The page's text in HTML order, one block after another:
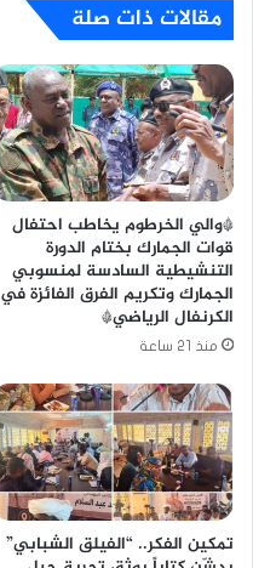
مقالات ذات صلة
*والي الخرطوم يخاطب احتفال
قوات الجمارك بختام الدورة
التنشيطية السادسة لمنسوبي
الجمارك وتكريم الفرق الفائزة في
الكرنفال الرياضي*
منذ 21 ساعة
تمكين الفكر.. “الفيلق الشبابي”